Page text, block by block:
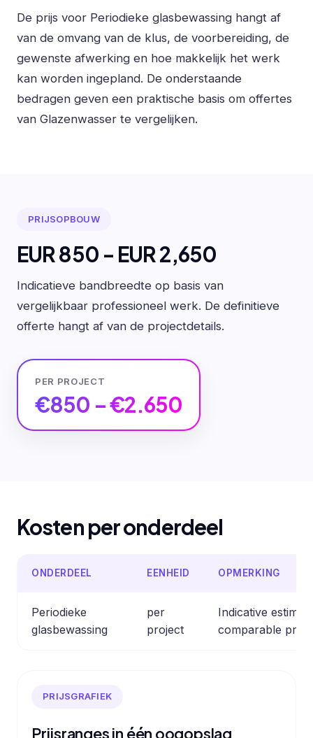
De prijs voor Periodieke glasbewassing hangt af
van de omvang van de klus, de voorbereiding, de
gewenste afwerking en hoe makkelijk het werk
kan worden ingepland. De onderstaande
bedragen geven een praktische basis om offertes
van Glazenwasser te vergelijken.
PRIJSOPBOUW
EUR 850 - EUR 2,650
Indicatieve bandbreedte op basis van
vergelijkbaar professioneel werk. De definitieve
offerte hangt af van de projectdetails.
PER PROJECT
€850 – €2.650
Kosten per onderdeel
ONDERDEEL EENHEID OPMERKING
Periodieke
glasbewassing
per
project
Indicative
comparable
PRIJSGRAFIEK
Prijsranges in één oogopslag